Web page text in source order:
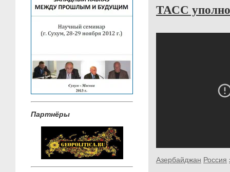
Партнёры
ТАСС
Азербайджан Россия